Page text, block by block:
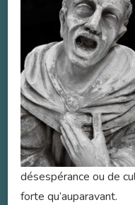
désespérance ou de
forte qu’auparavant.